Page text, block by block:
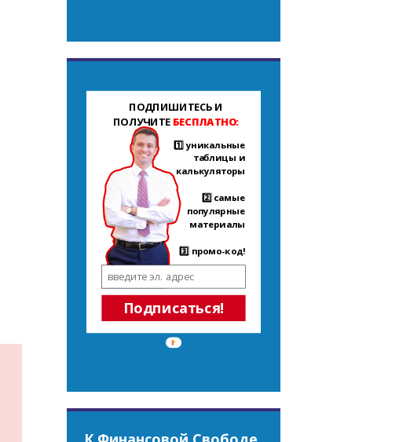
Подписаться!
ПОДПИШИТЕСЬ И
ПОЛУЧИТЕ БЕСПЛАТНО:
1️⃣ уникальные
таблицы и
калькуляторы
2️⃣ самые
популярные
материалы
3️⃣ промо-код!